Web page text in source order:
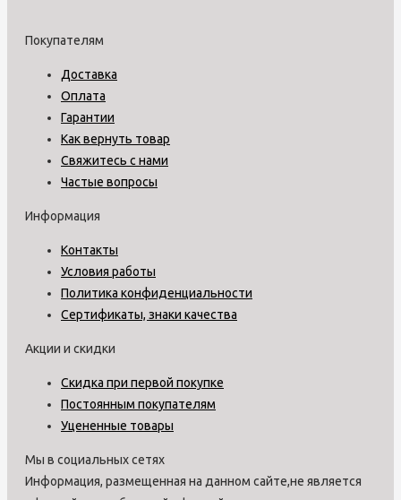
Покупателям
Доставка
Оплата
Гарантии
Как вернуть товар
Свяжитесь с нами
Частые вопросы
Информация
Контакты
Условия работы
Политика конфиденциальности
Сертификаты, знаки качества
Акции и скидки
Скидка при первой покупке
Постоянным покупателям
Уцененные товары
Мы в социальных сетях
Информация, размещенная на данном сайте,не является